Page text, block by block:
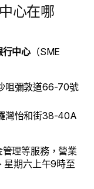
心在哪
行中心 （SME
咀彌敦道66-70號
灣怡和街38-40A
理等服務，營業
星期六上午9時至